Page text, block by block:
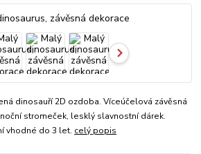
dinosauří 2D ozdoba. Víceúčelová závěsná
stromeček, lesklý slavnostní dárek.
vhodné do 3 let. celý popis